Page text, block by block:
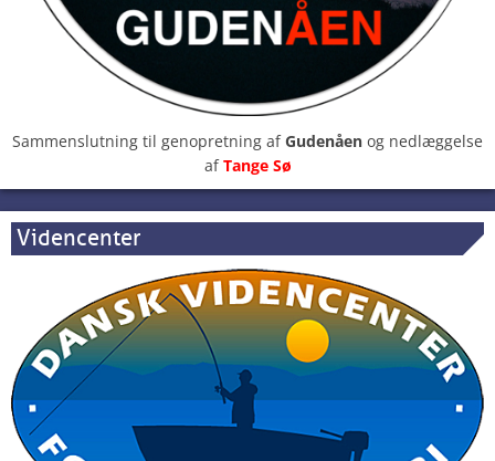
Sammenslutning til genopretning afGudenåen og nedlæggelse
afTange Sø
Videncenter